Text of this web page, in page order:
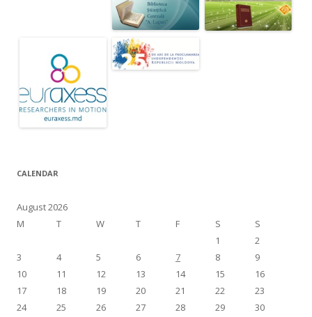
CALENDAR
August 2026
M
T W T F S S
1
2
3
4 5 6 7 8
9
10
11 12 13 14 15
16
17
18 19 20 21 22
23
24
25 26 27 28 29
30